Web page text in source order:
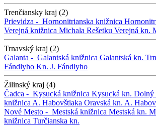
Trenčiansky kraj (2)
Prievidza - Hornonitrianska knižnica
Verejná knižnica Michala Rešetku Verejná kn.
Trnavský kraj (2)
Galanta - Galantská knižnica Galantská kn.
Fándlyho Kn. J. Fándlyho
Žilinský kraj (4)
Čadca - Kysucká knižnica Kysucká kn. Dolný
knižnica A. Habovštiaka Oravská kn. A.
Nové Mesto - Mestská knižnica Mestská kn.
knižnica Turčianska kn.